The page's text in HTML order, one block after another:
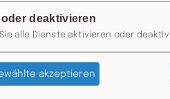
77 ODER
deaktivieren
alle Dienste aktivieren oder
akzeptieren